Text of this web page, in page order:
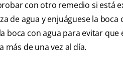
con otro remedio si está
de agua y enjuáguese la
boca con agua para evitar
más de una vez al día.